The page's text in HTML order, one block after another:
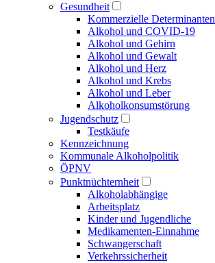
Gesundheit
Kommerzielle Determinanten
Alkohol und COVID-19
Alkohol und Gehirn
Alkohol und Gewalt
Alkohol und Herz
Alkohol und Krebs
Alkohol und Leber
Alkoholkonsumstörung
Jugendschutz
Testkäufe
Kennzeichnung
Kommunale Alkoholpolitik
ÖPNV
Punktnüchternheit
Alkoholabhängige
Arbeitsplatz
Kinder und Jugendliche
Medikamenten-Einnahme
Schwangerschaft
Verkehrssicherheit